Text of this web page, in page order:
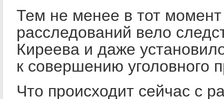
Тем не менее в тот
расследований вело
Киреева и даже
к совершению уголовного
Что происходит сейчас с